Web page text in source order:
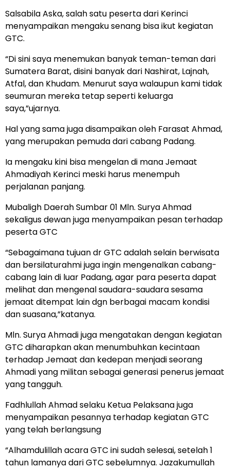
Salsabila Aska, salah satu peserta dari Kerinci
menyampaikan mengaku senang bisa ikut kegiatan
GTC.
“Di sini saya menemukan banyak teman-teman dari
Sumatera Barat, disini banyak dari Nashirat, Lajnah,
Atfal, dan Khudam. Menurut saya walaupun kami tidak
seumuran mereka tetap seperti keluarga
saya,”ujarnya.
Hal yang sama juga disampaikan oleh Farasat Ahmad,
yang merupakan pemuda dari cabang Padang.
Ia mengaku kini bisa mengelan di mana Jemaat
Ahmadiyah Kerinci meski harus menempuh
perjalanan panjang.
Mubaligh Daerah Sumbar 01 Mln. Surya Ahmad
sekaligus dewan juga menyampaikan pesan terhadap
peserta GTC
“Sebagaimana tujuan dr GTC adalah selain berwisata
dan bersilaturahmi juga ingin mengenalkan cabang-
cabang lain di luar Padang, agar para peserta dapat
melihat dan mengenal saudara-saudara sesama
jemaat ditempat lain dgn berbagai macam kondisi
dan suasana,”katanya.
Mln. Surya Ahmadi juga mengatakan dengan kegiatan
GTC diharapkan akan menumbuhkan kecintaan
terhadap Jemaat dan kedepan menjadi seorang
Ahmadi yang militan sebagai generasi penerus jemaat
yang tangguh.
Fadhlullah Ahmad selaku Ketua Pelaksana juga
menyampaikan pesannya terhadap kegiatan GTC
yang telah berlangsung
“Alhamdulillah acara GTC ini sudah selesai, setelah 1
tahun lamanya dari GTC sebelumnya. Jazakumullah